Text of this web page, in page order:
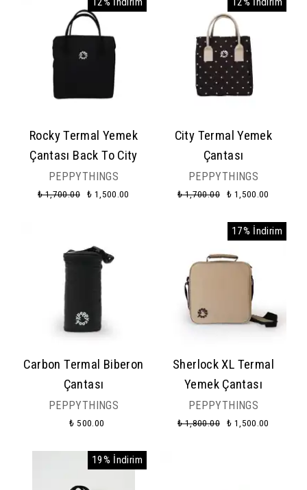
Rocky Termal Yemek
Çantası Back To City
PEPPYTHINGS
₺ 1,700.00 ₺ 1,500.00
City Termal Yemek
Çantası
PEPPYTHINGS
₺ 1,700.00 ₺ 1,500.00
Carbon Termal Biberon
Çantası
PEPPYTHINGS
₺ 500.00
17% İndirim
Sherlock XL Termal
Yemek Çantası
PEPPYTHINGS
₺ 1,800.00 ₺ 1,500.00
19% İndirim